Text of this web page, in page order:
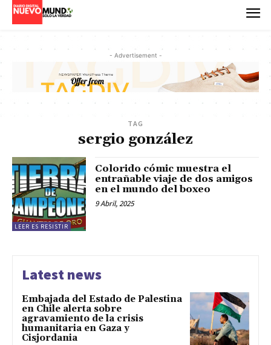
- Advertisement -
TAG
sergio gonzález
LEER ES RESISTIR
Colorido cómic muestra el
entrañable viaje de dos amigos
en el mundo del boxeo
9 Abril, 2025
Latest news
Embajada del Estado de Palestina
en Chile alerta sobre
agravamiento de la crisis
humanitaria en Gaza y
Cisjordania